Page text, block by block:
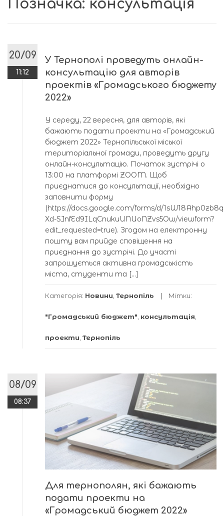
Позначка: консультація
20/09
11:12
У Тернополі проведуть онлайн-
консультацію для авторів
проектів «Громадського бюджету
2022»
У середу, 22 вересня, для авторів, які
бажають подати проекти на «Громадський
бюджет 2022» Тернопільської міської
територіальної громади, проведуть другу
онлайн-консультацію. Початок зустрічі о
13:00 на платформі ZOOM. Щоб
приєднатися до консультації, необхідно
заповнити форму
(https://docs.google.com/forms/d/
Xd-SJnfEd9ILqCnukuUNUoNZvs5Ow/viewform?
edit_requested=true). Згодом на електронну
пошту вам прийде сповіщення на
приєднання до зустрічі. До участі
запрошується активна громадськість
міста, студенти та […]
Категорія: Новини Тернопіль Мітки:
"Громадський бюджет" консультація
проекти Тернопіль
08/09
08:37
Для тернополян, які бажають
подати проекти на
«Громадський бюджет 2022»